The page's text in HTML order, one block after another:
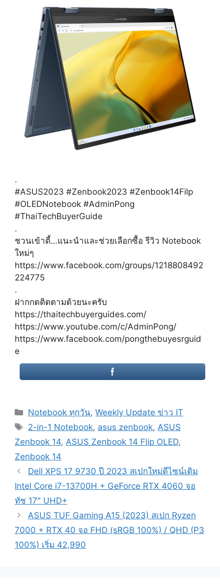
.
#ASUS2023 #Zenbook2023 #Zenbook14Filp
#OLEDNotebook #AdminPong
#ThaiTechBuyerGuide
.
ชวนเข้าตี้…แนะนำและช่วยเลือกซื้อ รีวิว Notebook
ใหม่ๆ
https://www.facebook.com/groups/1218808492
224775
.
ฝากกดติดตามด้วยนะครับ
https://thaitechbuyerguides.com/
https://www.youtube.com/c/AdminPong/
https://www.facebook.com/pongthebuyesrguid
e
Categories
Notebook ทุกวัน,Weekly Update ข่าว IT
Tags
2-in-1 Notebook, asus zenbook, ASUS
Zenbook 14, ASUS Zenbook 14 Flip OLED,
Zenbook 14
Post
navigation
Dell XPS 17 9730 ปี 2023 สเปกใหม่ดีไซน์เดิม
Intel Core i7-13700H + GeForce RTX 4060 จอ
ทัช 17″ UHD+
ASUS TUF Gaming A15 (2023) สเปก Ryzen
7000 + RTX 40 จอ FHD (sRGB 100%) / QHD (P3
100%) เริ่ม 42,990